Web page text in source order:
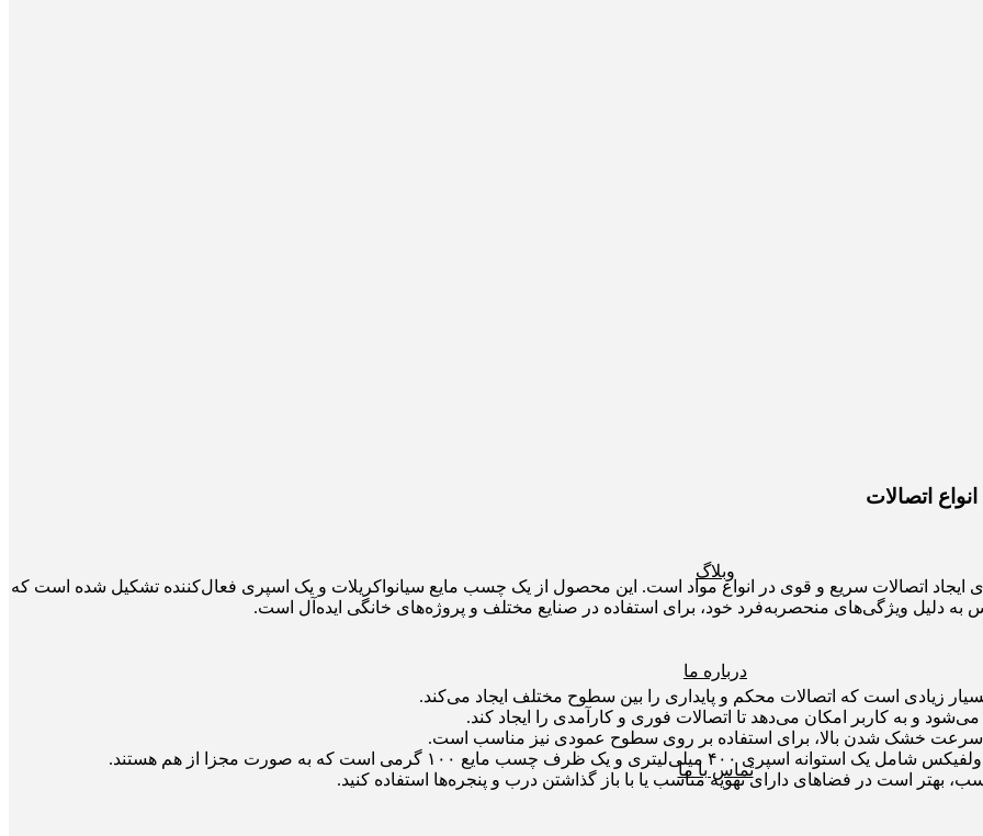
وبلاگ
درباره ما
تماس با ما
ایجاد اتصالات سریع و قوی در انواع مواد است. این محصول از یک چسب مایع سیانواکریلات و یک اسپری فعال‌کننده تشکیل شده است که
زیادی است که اتصالات محکم و پایداری را بین سطوح مختلف ایجاد می‌کند.
سرعت خشک شدن بالا، برای استفاده بر روی سطوح عمودی نیز مناسب است.
بهتر است در فضاهای دارای تهویه مناسب یا با باز گذاشتن درب و پنجره‌ها استفاده کنید.